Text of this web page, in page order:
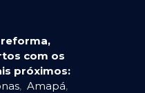
com os
próximos:
, Amapá,